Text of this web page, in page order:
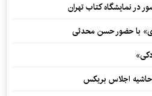
در نمایشگاه کتاب تهران
با حضور حسن محدثی
حاشیه اجلاس بریکس